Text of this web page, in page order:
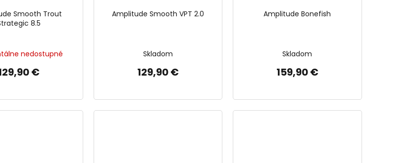
Smooth Trout
8.5
nedostupné
€
Amplitude Smooth VPT 2.0
Skladom
129,90 €
Amplitude Bonefish
Skladom
159,90 €